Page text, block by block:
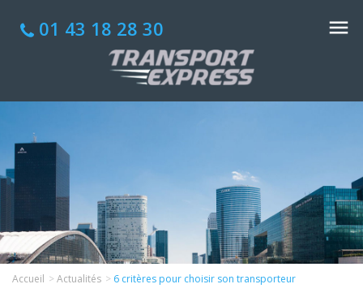
01 43 18 28 30
Accueil Actualités 6 critères pour choisir son transporteur